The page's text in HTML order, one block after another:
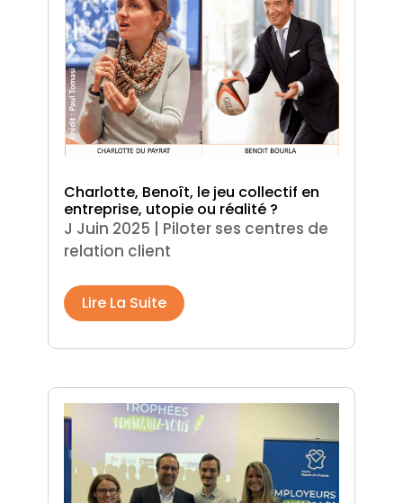
Charlotte, Benoît, le jeu collectif en
entreprise, utopie ou réalité ?
J Juin 2025 | Piloter ses centres de
relation client
Lire La Suite